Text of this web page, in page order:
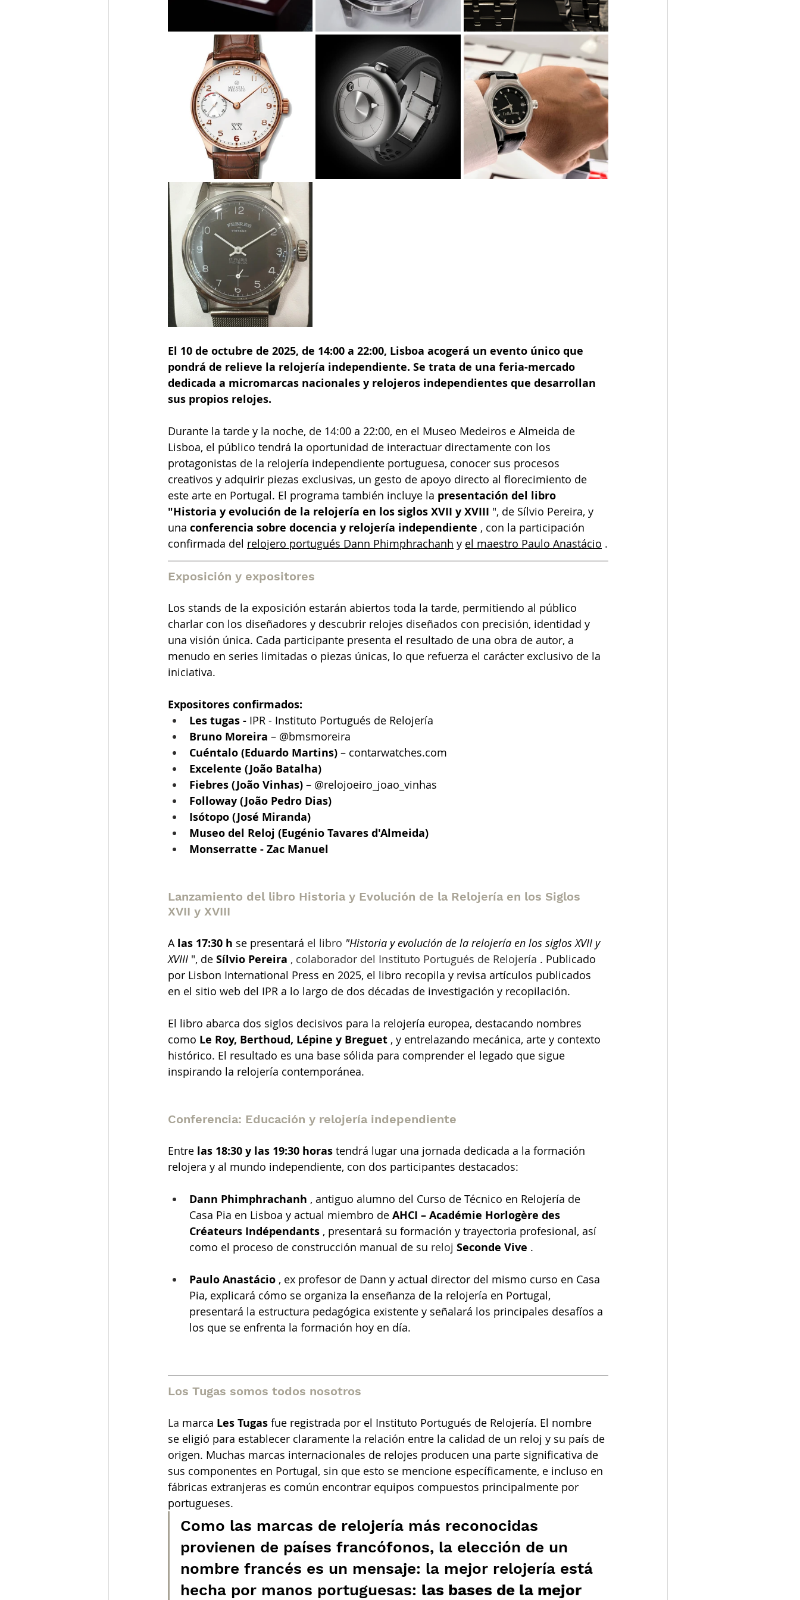
El 10 de octubre de 2025, de 14:00 a 22:00, Lisboa acogerá un evento único que
pondrá de relieve la relojería independiente. Se trata de una feria-mercado
dedicada a micromarcas nacionales y relojeros independientes que desarrollan
sus propios relojes.
Durante la tarde y la noche, de 14:00 a 22:00, en el Museo Medeiros e Almeida de
Lisboa, el público tendrá la oportunidad de interactuar directamente con los
protagonistas de la relojería independiente portuguesa, conocer sus procesos
creativos y adquirir piezas exclusivas, un gesto de apoyo directo al florecimiento de
este arte en Portugal. El programa también incluye la presentación del libro
"Historia y evolución de la relojería en los siglos XVII y XVIII ", de Sílvio Pereira, y
una conferencia sobre docencia y relojería independiente , con la participación
confirmada del relojero portugués Dann Phimphrachanh y el maestro Paulo Anastácio .
Exposición y expositores
Los stands de la exposición estarán abiertos toda la tarde, permitiendo al público
charlar con los diseñadores y descubrir relojes diseñados con precisión, identidad y
una visión única. Cada participante presenta el resultado de una obra de autor, a
menudo en series limitadas o piezas únicas, lo que refuerza el carácter exclusivo de la
iniciativa.
Expositores confirmados:
Les tugas - IPR - Instituto Portugués de Relojería
Bruno Moreira – @bmsmoreira
Cuéntalo (Eduardo Martins) – contarwatches.com
Excelente (João Batalha)
Fiebres (João Vinhas) – @relojoeiro_joao_vinhas
Followay (João Pedro Dias)
Isótopo (José Miranda)
Museo del Reloj (Eugénio Tavares d'Almeida)
Monserratte - Zac Manuel
Lanzamiento del libro Historia y Evolución de la Relojería en los Siglos
XVII y XVIII
A las 17:30 h se presentará el libro "Historia y evolución de la relojería en los siglos XVII y
XVIII ", de Sílvio Pereira , colaborador del Instituto Portugués de Relojería . Publicado
por Lisbon International Press en 2025, el libro recopila y revisa artículos publicados
en el sitio web del IPR a lo largo de dos décadas de investigación y recopilación.
El libro abarca dos siglos decisivos para la relojería europea, destacando nombres
como Le Roy, Berthoud, Lépine y Breguet , y entrelazando mecánica, arte y contexto
histórico. El resultado es una base sólida para comprender el legado que sigue
inspirando la relojería contemporánea.
Conferencia: Educación y relojería independiente
Entre las 18:30 y las 19:30 horas tendrá lugar una jornada dedicada a la formación
relojera y al mundo independiente, con dos participantes destacados:
Dann Phimphrachanh , antiguo alumno del Curso de Técnico en Relojería de
Casa Pia en Lisboa y actual miembro de AHCI – Académie Horlogère des
Créateurs Indépendants , presentará su formación y trayectoria profesional, así
como el proceso de construcción manual de su reloj Seconde Vive .
Paulo Anastácio , ex profesor de Dann y actual director del mismo curso en Casa
Pia, explicará cómo se organiza la enseñanza de la relojería en Portugal,
presentará la estructura pedagógica existente y señalará los principales desafíos a
los que se enfrenta la formación hoy en día.
Los Tugas somos todos nosotros
La marca Les Tugas fue registrada por el Instituto Portugués de Relojería. El nombre
se eligió para establecer claramente la relación entre la calidad de un reloj y su país de
origen. Muchas marcas internacionales de relojes producen una parte significativa de
sus componentes en Portugal, sin que esto se mencione específicamente, e incluso en
fábricas extranjeras es común encontrar equipos compuestos principalmente por
portugueses.
Como las marcas de relojería más reconocidas
provienen de países francófonos, la elección de un
nombre francés es un mensaje: la mejor relojería está
hecha por manos portuguesas: las bases de la mejor